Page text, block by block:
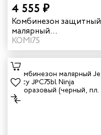
и головные уборы
4 555 ₽
Комбинезон защитный
малярный
антистатический Jeta
Safety Jpc175 Carbo-
Master цвет серый
КОМ175